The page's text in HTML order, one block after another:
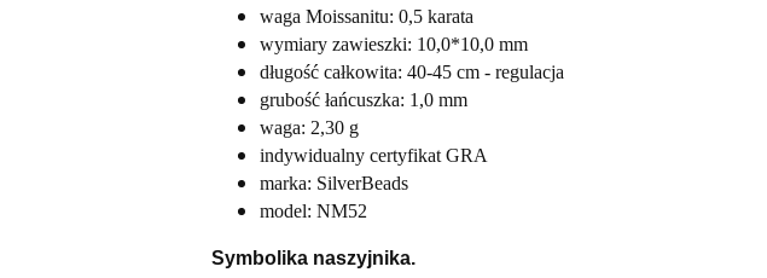
waga Moissanitu: 0,5 karata
wymiary zawieszki: 10,0*10,0 mm
długość całkowita: 40-45 cm - regulacja
grubość łańcuszka: 1,0 mm
waga: 2,30 g
indywidualny certyfikat GRA
marka: SilverBeads
model: NM52
Symbolika naszyjnika.